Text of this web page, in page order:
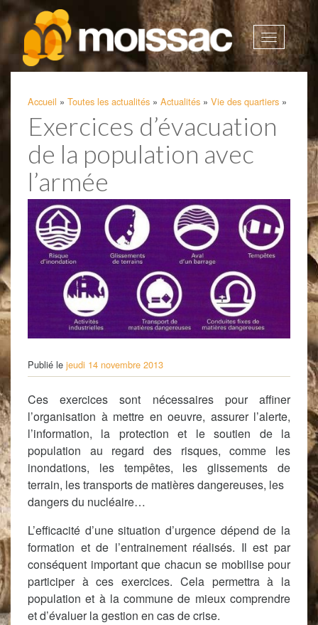
Afficher
la
Accueil » Toutes les actualités » Actualités » Vie des quartiers »
Exercices d’évacuation
de la population avec
l’armée
Publié le jeudi 14 novembre 2013
Ces exercices sont nécessaires pour affiner
l’organisation à mettre en oeuvre, assurer l’alerte,
l’information, la protection et le soutien de la
population au regard des risques, comme les
inondations, les tempêtes, les glissements de
terrain, les transports de matières dangereuses, les
dangers du nucléaire…
L’efficacité d’une situation d’urgence dépend de la
formation et de l’entrainement réalisés. Il est par
conséquent important que chacun se mobilise pour
participer à ces exercices. Cela permettra à la
population et à la commune de mieux comprendre
et d’évaluer la gestion en cas de crise.